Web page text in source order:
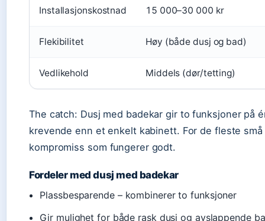
Installasjonskostnad 15 000–30 000 kr
Flekibilitet Høy (både dusj og bad)
Vedlikehold Middels (dør/tetting)
The catch: Dusj med badekar gir to funksjoner på
krevende enn et enkelt kabinett. For de fleste
kompromiss som fungerer godt.
Fordeler med dusj med badekar
Plassbesparende – kombinerer to funksjoner
Gir mulighet for både rask dusj og avslappende